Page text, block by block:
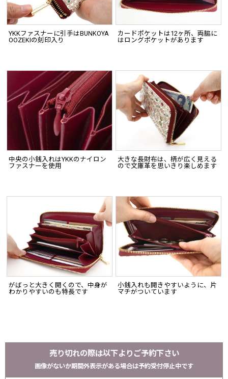
YKKファスナーに引手はBUNKOYA
OOZEKIの刻印入り
カードポケットは12ヶ所、両脇に
はロングポケットがあります
中央の小銭入れはYKKのナイロン
ファスナーを使用
大きな長財布は、柄が広く見える
ので文庫革を思いきり楽しめます
がばっと大きく開くので、中身が
わかりやすいのも特長です
小銭入れも開きやすいように、片
マチがついています
売り切れの際は以下よりご予約下さい
画像がないか期間外表示がある場合は予約受付停止中です